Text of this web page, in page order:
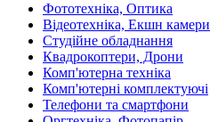
Фототехніка, Оптика
Відеотехніка, Екшн камери
Студійне обладнання
Квадрокоптери, Дрони
Комп'ютерна техніка
Комп'ютерні комплектуючі
Телефони та смартфони